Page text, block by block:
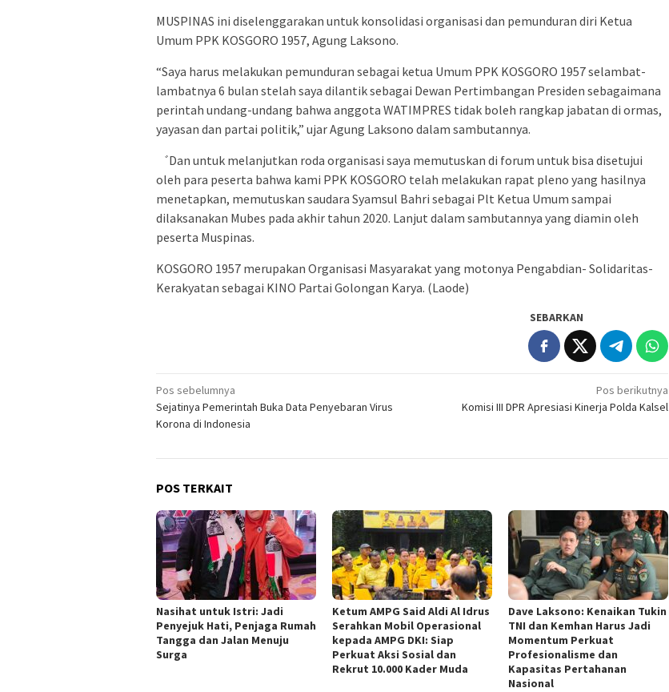
MUSPINAS ini diselenggarakan untuk konsolidasi organisasi dan pemunduran diri Ketua
Umum PPK KOSGORO 1957, Agung Laksono.
“Saya harus melakukan pemunduran sebagai ketua Umum PPK KOSGORO 1957 selambat-
lambatnya 6 bulan stelah saya dilantik sebagai Dewan Pertimbangan Presiden sebagaimana
perintah undang-undang bahwa anggota WATIMPRES tidak boleh rangkap jabatan di ormas,
yayasan dan partai politik,” ujar Agung Laksono dalam sambutannya.
゛Dan untuk melanjutkan roda organisasi saya memutuskan di forum untuk bisa disetujui
oleh para peserta bahwa kami PPK KOSGORO telah melakukan rapat pleno yang hasilnya
menetapkan, memutuskan saudara Syamsul Bahri sebagai Plt Ketua Umum sampai
dilaksanakan Mubes pada akhir tahun 2020. Lanjut dalam sambutannya yang diamin oleh
peserta Muspinas.
KOSGORO 1957 merupakan Organisasi Masyarakat yang motonya Pengabdian- Solidaritas-
Kerakyatan sebagai KINO Partai Golongan Karya. (Laode)
SEBARKAN
Navigasi
pos
Pos sebelumnya
Sejatinya Pemerintah Buka Data Penyebaran Virus
Korona di Indonesia
Pos berikutnya
Komisi III DPR Apresiasi Kinerja Polda Kalsel
POS TERKAIT
Nasihat untuk Istri: Jadi
Penyejuk Hati, Penjaga Rumah
Tangga dan Jalan Menuju
Surga
Ketum AMPG Said Aldi Al Idrus
Serahkan Mobil Operasional
kepada AMPG DKI: Siap
Perkuat Aksi Sosial dan
Rekrut 10.000 Kader Muda
Dave Laksono: Kenaikan Tukin
TNI dan Kemhan Harus Jadi
Momentum Perkuat
Profesionalisme dan
Kapasitas Pertahanan
Nasional